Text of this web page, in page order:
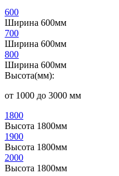
600
Ширина 600мм
700
Ширина 600мм
800
Ширина 600мм
Высота(мм):
от 1000 до 3000 мм
1800
Высота 1800мм
1900
Высота 1800мм
2000
Высота 1800мм